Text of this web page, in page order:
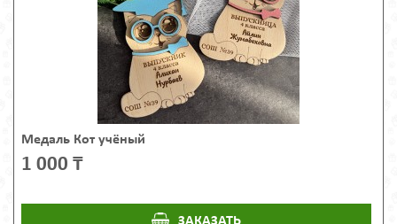
Медаль Кот учёный
1 000 ₸